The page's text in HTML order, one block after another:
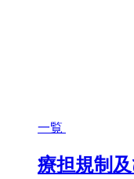
一覧
療担規制